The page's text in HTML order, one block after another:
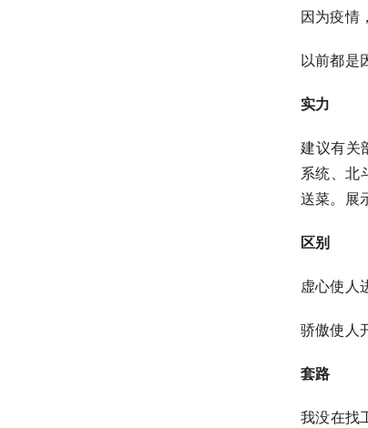
因为疫情
以前都是
实力
建议有关
系统、北
送菜。展
区别
虚心使人
骄傲使人
套路
我没在找